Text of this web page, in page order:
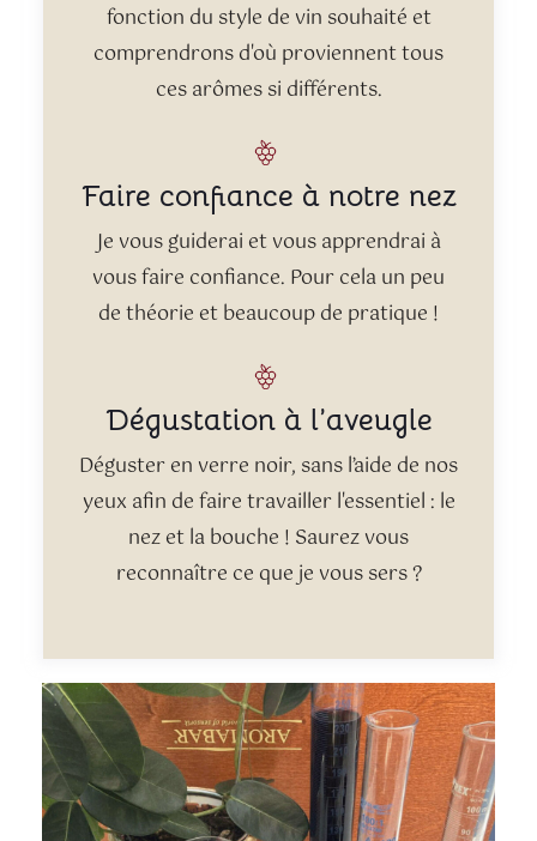
fonction du style de vin souhaité et
comprendrons d'où proviennent tous
ces arômes si différents.
Faire confiance à notre nez
Je vous guiderai et vous apprendrai à
vous faire confiance. Pour cela un peu
de théorie et beaucoup de pratique !
Dégustation à l’aveugle
Déguster en verre noir, sans l’aide de nos
yeux afin de faire travailler l'essentiel : le
nez et la bouche ! Saurez vous
reconnaître ce que je vous sers ?